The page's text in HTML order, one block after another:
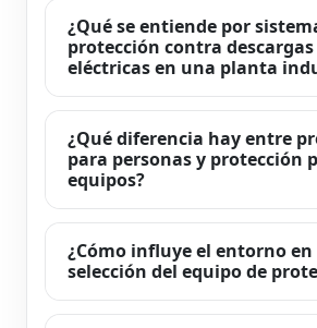
¿Qué se entiende por
protección contra descargas
eléctricas en una planta
¿Qué diferencia hay entre
para personas y protección
equipos?
¿Cómo influye el entorno en
selección del equipo de